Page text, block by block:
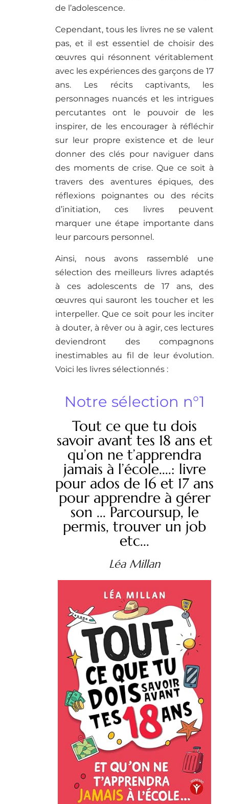
de l’adolescence.
Cependant, tous les livres ne se valent
pas, et il est essentiel de choisir des
œuvres qui résonnent véritablement
avec les expériences des garçons de 17
ans. Les récits captivants, les
personnages nuancés et les intrigues
percutantes ont le pouvoir de les
inspirer, de les encourager à réfléchir
sur leur propre existence et de leur
donner des clés pour naviguer dans
des moments de crise. Que ce soit à
travers des aventures épiques, des
réflexions poignantes ou des récits
d’initiation, ces livres peuvent
marquer une étape importante dans
leur parcours personnel.
Ainsi, nous avons rassemblé une
sélection des meilleurs livres adaptés
à ces adolescents de 17 ans, des
œuvres qui sauront les toucher et les
interpeller. Que ce soit pour les inciter
à douter, à rêver ou à agir, ces lectures
deviendront des compagnons
inestimables au fil de leur évolution.
Voici les livres sélectionnés :
Notre sélection n°1
Tout ce que tu dois
savoir avant tes 18 ans et
qu’on ne t’apprendra
jamais à l’école....: livre
pour ados de 16 et 17 ans
pour apprendre à gérer
son ... Parcoursup, le
permis, trouver un job
etc...
Léa Millan